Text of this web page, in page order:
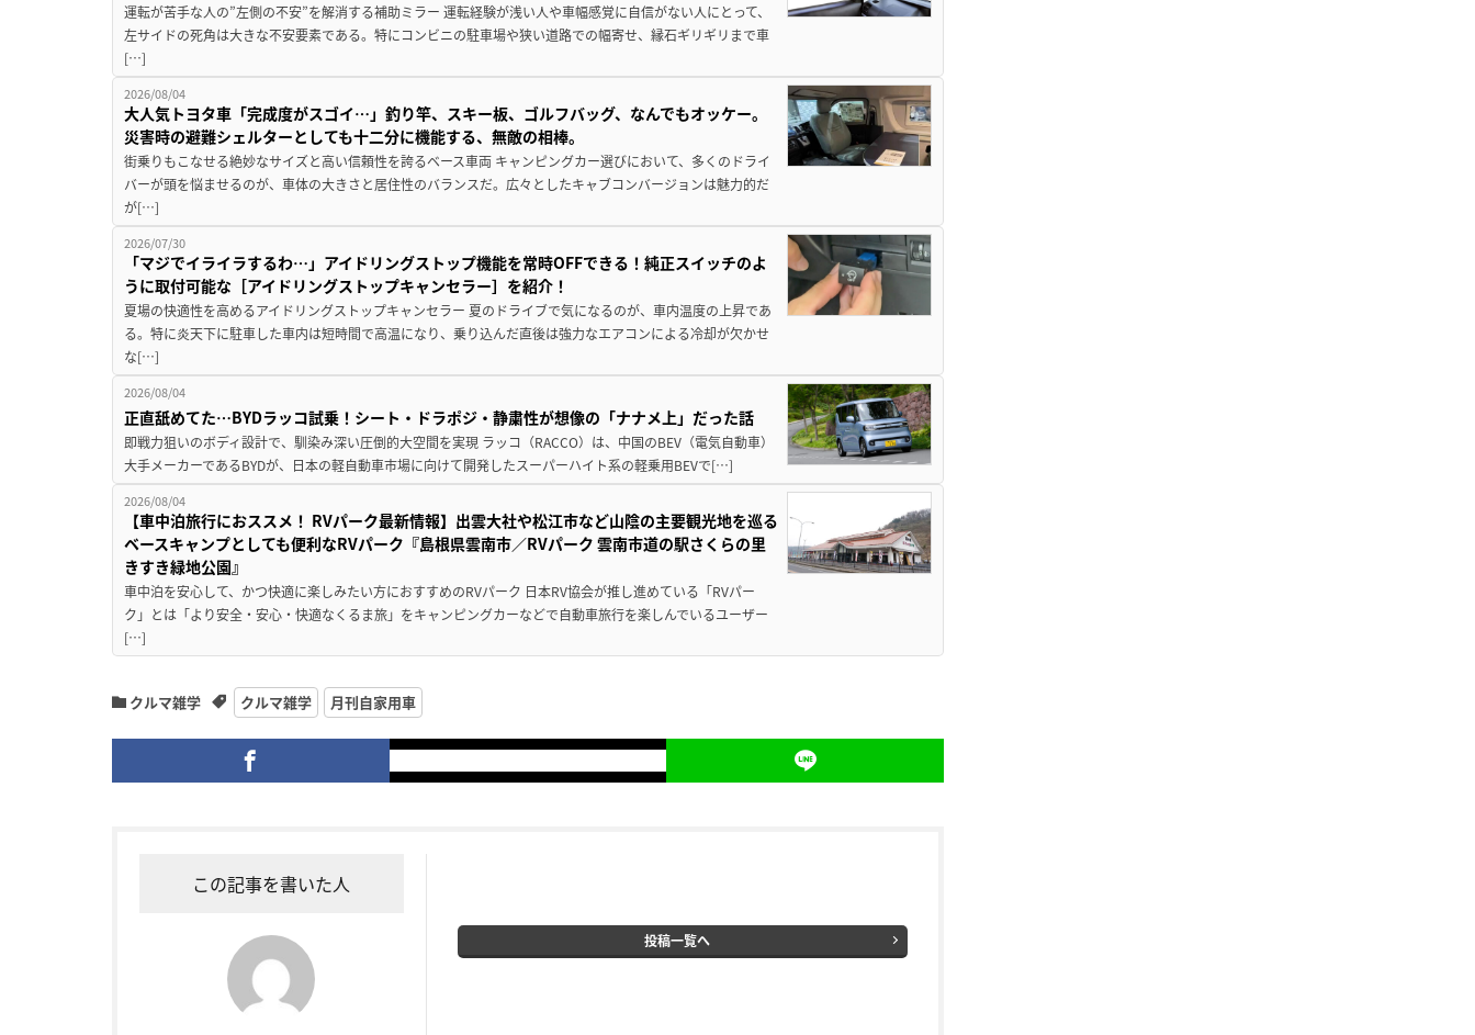
運転が苦手な人の”左側の不安”を解消する補助ミラー 運転経験が浅い人や車幅感覚に自信がない人にとって、
左サイドの死角は大きな不安要素である。特にコンビニの駐車場や狭い道路での幅寄せ、縁石ギリギリまで車
[…]
2026/08/04
大人気トヨタ車「完成度がスゴイ…」釣り竿、スキー板、ゴルフバッグ、なんでもオッケー。
災害時の避難シェルターとしても十二分に機能する、無敵の相棒。
街乗りもこなせる絶妙なサイズと高い信頼性を誇るベース車両 キャンピングカー選びにおいて、多くのドライ
バーが頭を悩ませるのが、車体の大きさと居住性のバランスだ。広々としたキャブコンバージョンは魅力的だ
が[…]
2026/07/30
「マジでイライラするわ…」アイドリングストップ機能を常時OFFできる！純正スイッチのよ
うに取付可能な［アイドリングストップキャンセラー］を紹介！
夏場の快適性を高めるアイドリングストップキャンセラー 夏のドライブで気になるのが、車内温度の上昇であ
る。特に炎天下に駐車した車内は短時間で高温になり、乗り込んだ直後は強力なエアコンによる冷却が欠かせ
な[…]
2026/08/04
正直舐めてた…BYDラッコ試乗！シート・ドラポジ・静粛性が想像の「ナナメ上」だった話
即戦力狙いのボディ設計で、馴染み深い圧倒的大空間を実現 ラッコ（RACCO）は、中国のBEV（電気自動車）
大手メーカーであるBYDが、日本の軽自動車市場に向けて開発したスーパーハイト系の軽乗用BEVで[…]
2026/08/04
【車中泊旅行におススメ！ RVパーク最新情報】出雲大社や松江市など山陰の主要観光地を巡る
ベースキャンプとしても便利なRVパーク『島根県雲南市／RVパーク 雲南市道の駅さくらの里
きすき緑地公園』
車中泊を安心して、かつ快適に楽しみたい方におすすめのRVパーク 日本RV協会が推し進めている「RVパー
ク」とは「より安全・安心・快適なくるま旅」をキャンピングカーなどで自動車旅行を楽しんでいるユーザー
[…]
クルマ雑学 クルマ雑学 月刊自家用車
この記事を書いた人
投稿一覧へ